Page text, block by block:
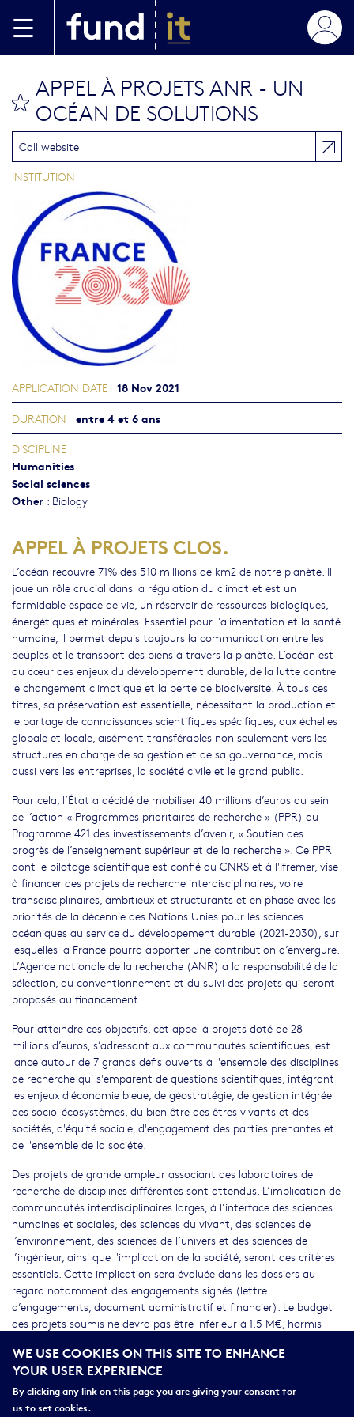
bookmark this
APPEL À PROJETS ANR - UN
OCÉAN DE SOLUTIONS
APPEL À PROJETS CLOS.
L’océan recouvre 71% des 510 millions de km2 de notre planète. Il
joue un rôle crucial dans la régulation du climat et est un
formidable espace de vie, un réservoir de ressources biologiques,
énergétiques et minérales. Essentiel pour l’alimentation et la santé
humaine, il permet depuis toujours la communication entre les
peuples et le transport des biens à travers la planète. L’océan est
au cœur des enjeux du développement durable, de la lutte contre
le changement climatique et la perte de biodiversité. À tous ces
titres, sa préservation est essentielle, nécessitant la production et
le partage de connaissances scientifiques spécifiques, aux échelles
globale et locale, aisément transférables non seulement vers les
structures en charge de sa gestion et de sa gouvernance, mais
aussi vers les entreprises, la société civile et le grand public.
Pour cela, l’État a décidé de mobiliser 40 millions d’euros au sein
de l’action « Programmes prioritaires de recherche » (PPR) du
Programme 421 des investissements d’avenir, « Soutien des
progrès de l’enseignement supérieur et de la recherche ». Ce PPR
dont le pilotage scientifique est confié au CNRS et à l'Ifremer, vise
à financer des projets de recherche interdisciplinaires, voire
transdisciplinaires, ambitieux et structurants et en phase avec les
priorités de la décennie des Nations Unies pour les sciences
océaniques au service du développement durable (2021-2030), sur
lesquelles la France pourra apporter une contribution d’envergure.
L’Agence nationale de la recherche (ANR) a la responsabilité de la
sélection, du conventionnement et du suivi des projets qui seront
proposés au financement.
Pour atteindre ces objectifs, cet appel à projets doté de 28
millions d’euros, s’adressant aux communautés scientifiques, est
lancé autour de 7 grands défis ouverts à l'ensemble des disciplines
de recherche qui s'emparent de questions scientifiques, intégrant
les enjeux d'économie bleue, de géostratégie, de gestion intégrée
des socio-écosystèmes, du bien être des êtres vivants et des
sociétés, d'équité sociale, d'engagement des parties prenantes et
de l'ensemble de la société.
Des projets de grande ampleur associant des laboratoires de
recherche de disciplines différentes sont attendus. L’implication de
communautés interdisciplinaires larges, à l’interface des sciences
humaines et sociales, des sciences du vivant, des sciences de
l’environnement, des sciences de l’univers et des sciences de
l’ingénieur, ainsi que l'implication de la société, seront des critères
essentiels. Cette implication sera évaluée dans les dossiers au
regard notamment des engagements signés (lettre
d’engagements, document administratif et financier). Le budget
des projets soumis ne devra pas être inférieur à 1.5 M€, hormis
montant maximal demandé sera de 2.5 M€. La durée des projets
devra être comprise entre 4 et 6 ans.
Un second appel à projets sera lancé en 2023 sur des défis et
Call website
INSTITUTION
APPLICATION DATE 18 Nov 2021
DURATION entre 4 et 6 ans
DISCIPLINE
Humanities
Social sciences
Other : Biology
WE USE COOKIES ON THIS SITE TO ENHANCE
YOUR USER EXPERIENCE
By clicking any link on this page you are giving your consent for
us to set cookies.